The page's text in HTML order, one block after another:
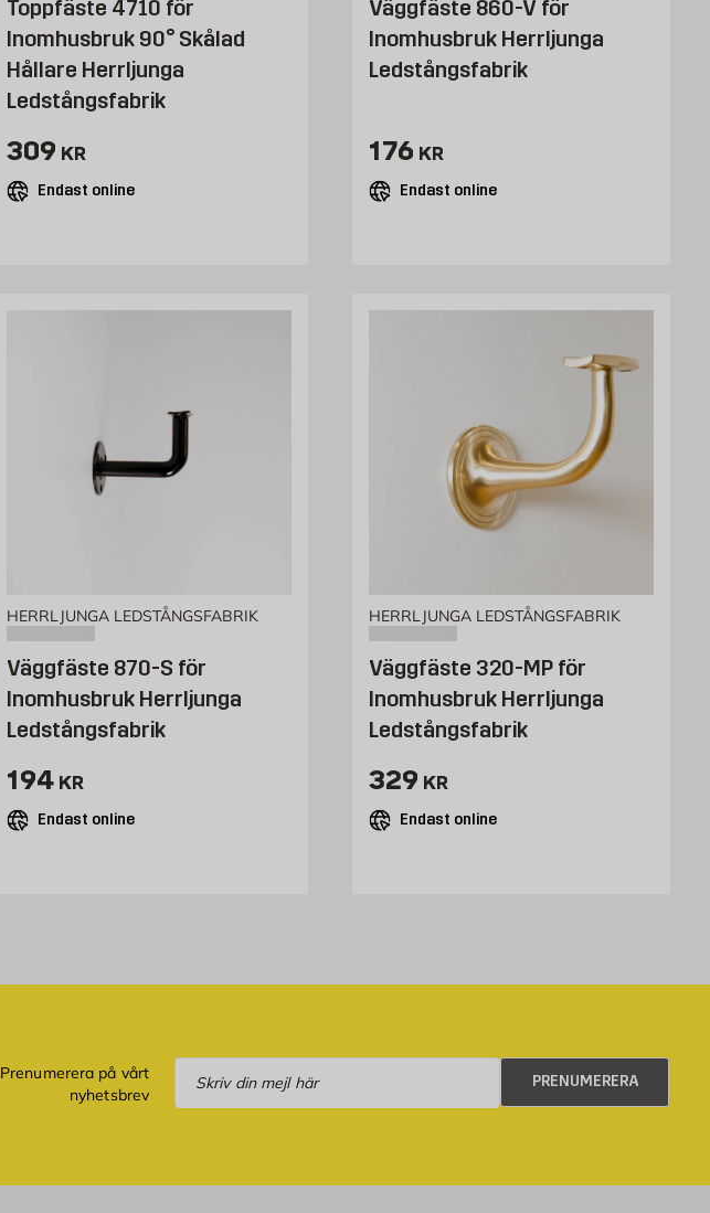
Toppfäste 4710 för
Inomhusbruk 90° Skålad
Hållare Herrljunga
Ledstångsfabrik
Pris 309 kr
309 KR
Endast online
Väggfäste 860-V för
Inomhusbruk Herrljunga
Ledstångsfabrik
Pris 176 kr
176 KR
Endast online
HERRLJUNGA LEDSTÅNGSFABRIK
Väggfäste 870-S för
Inomhusbruk Herrljunga
Ledstångsfabrik
Pris 194 kr
194 KR
Endast online
HERRLJUNGA LEDSTÅNGSFABRIK
Väggfäste 320-MP för
Inomhusbruk Herrljunga
Ledstångsfabrik
Pris 329 kr
329 KR
Endast online
Prenumerera på vårt
nyhetsbrev
Prenumerera
PRENUMERERA